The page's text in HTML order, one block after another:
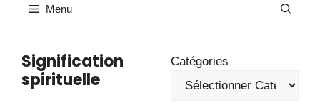
Menu
Signification
spirituelle
Catégories